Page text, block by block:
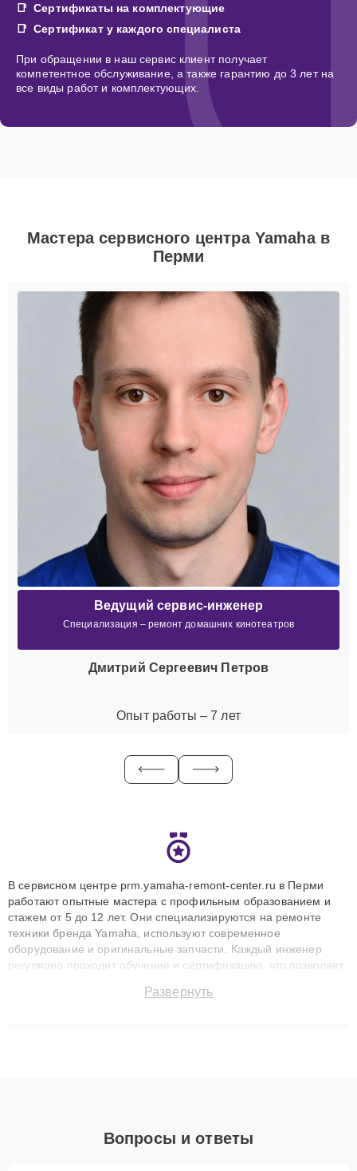
Сертификаты на комплектующие
Сертификат у каждого специалиста
При обращении в наш сервис клиент получает
компетентное обслуживание, а также гарантию до 3 лет на
все виды работ и комплектующих.
Мастера сервисного центра Yamaha в
Перми
Ведущий сервис-инженер
Специализация – ремонт домашних кинотеатров
Дмитрий Сергеевич Петров
Опыт работы – 7 лет
В сервисном центре prm.yamaha-remont-center.ru в Перми
работают опытные мастера с профильным образованием и
стажем от 5 до 12 лет. Они специализируются на ремонте
техники бренда Yamaha, используют современное
оборудование и оригинальные запчасти. Каждый инженер
регулярно проходит обучение и сертификацию, что позволяет
технику с сохранением гарантии до 3 лет. Наши мастера
Развернуть
Вопросы и ответы